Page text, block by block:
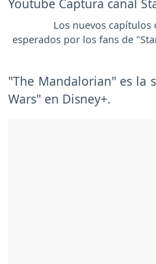
Los nuevos
esperados por los fans de
"The Mandalorian" es la
Wars" en Disney+.